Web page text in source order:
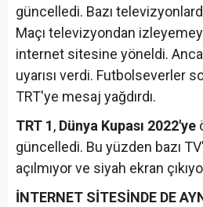
güncelledi. Bazı
Maçı televizyondan
internet sitesine yöneldi.
uyarısı verdi. Futbolseverler
TRT'ye mesaj yağdırdı.
TRT 1, Dünya Kupası 2022'ye
güncelledi. Bu yüzden bazı
açılmıyor ve siyah ekran
İNTERNET SİTESİNDE DE